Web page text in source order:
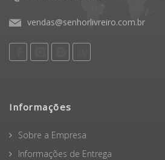
vendas@senhorlivreiro.com.br
Informações
Sobre a Empresa
Informações de Entrega